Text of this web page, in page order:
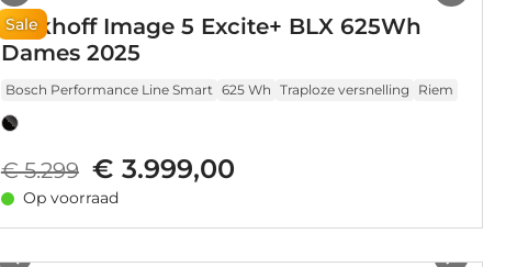
Sale
Kalkhoff Image 5 Excite+ BLX 625Wh
Dames 2025
Bosch Performance Line Smart 625 Wh Traploze versnelling Riem
€ 5.299 € 3.999,00
Op voorraad